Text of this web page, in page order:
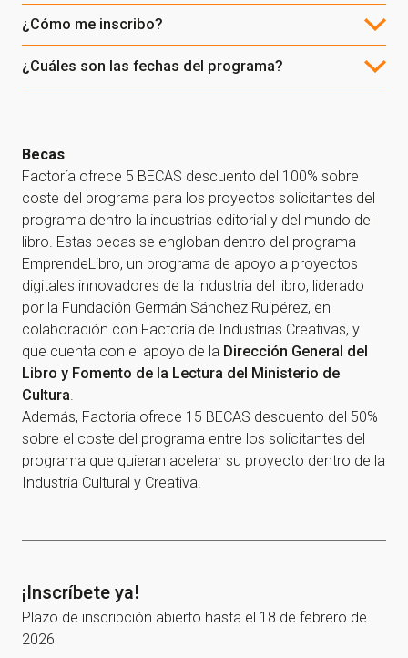
¿Cómo me inscribo?
¿Cuáles son las fechas del programa?
Becas
Factoría ofrece 5 BECAS descuento del 100% sobre
coste del programa para los proyectos solicitantes del
programa dentro la industrias editorial y del mundo del
libro. Estas becas se engloban dentro del programa
EmprendeLibro, un programa de apoyo a proyectos
digitales innovadores de la industria del libro, liderado
por la Fundación Germán Sánchez Ruipérez, en
colaboración con Factoría de Industrias Creativas, y
que cuenta con el apoyo de la Dirección General del
Libro y Fomento de la Lectura del Ministerio de
Cultura
Además, Factoría ofrece 15 BECAS descuento del 50%
sobre el coste del programa entre los solicitantes del
programa que quieran acelerar su proyecto dentro de la
Industria Cultural y Creativa.
¡Inscríbete ya!
Plazo de inscripción abierto hasta el 18 de febrero de
2026